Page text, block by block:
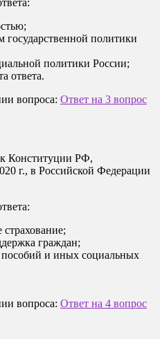
политики
политики России;
ответа.
вопроса: Ответ на 3 вопрос
Конституции РФ,
г., в Российской Федерации
страхование;
граждан;
и иных социальных
вопроса: Ответ на 4 вопрос